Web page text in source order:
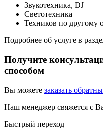
Звукотехника, DJ
Светотехника
Техников по другому
Подробнее об услуге в
Получите
способом
Вы можете заказать
Наш менеджер свяжется с
Быстрый переход